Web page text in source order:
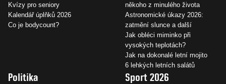
Kvízy pro seniory
Kalendář úplňků 2026
Co je bodycount?
někoho z minulého života
Astronomické úkazy 2026:
zatmění slunce a další
Jak obléci miminko při
vysokých teplotách?
Jak na dokonalé letní mojito
6 lehkých letních salátů
Politika Sport 2026